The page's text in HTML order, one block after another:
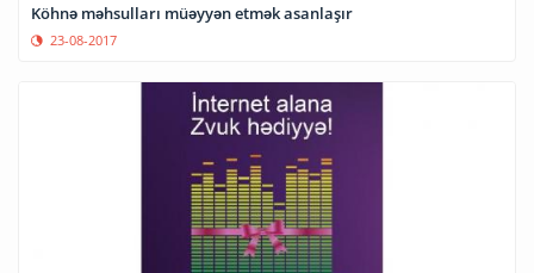
Köhnə məhsulları müəyyən etmək asanlaşır
23-08-2017